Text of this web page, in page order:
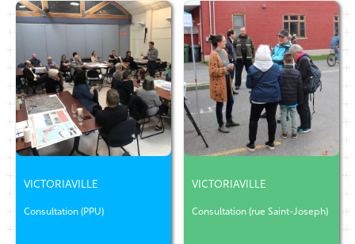
VICTORIAVILLE
Consultation (PPU)
VICTORIAVILLE
Consultation (rue Saint-Joseph)